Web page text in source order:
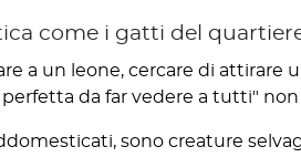
come i gatti del
a un leone, cercare di attirare
da far vedere a tutti"
sono creature